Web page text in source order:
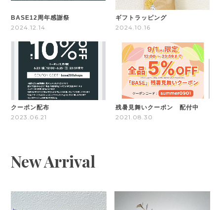
BASE12周年感謝祭
2024.12.14
ギフトラッピング
2024.10.16
クーポン配布
2023.06.21
残暑見舞いクーポン 配付中
2021.08.30
New Arrival